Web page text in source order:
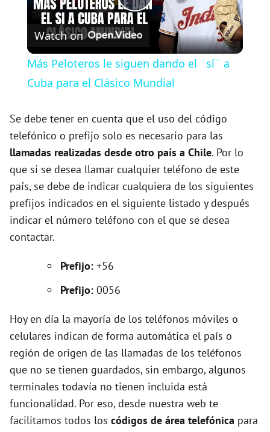
P
a
y
V
i
d
Watch on
Más Peloteros le siguen dando el ¨sí¨ a
Cuba para el Clásico Mundial
Se debe tener en cuenta que el uso del código
telefónico o prefijo solo es necesario para las
llamadas realizadas desde otro país a Chile. Por lo
que si se desea llamar cualquier teléfono de este
país, se debe de indicar cualquiera de los siguientes
prefijos indicados en el siguiente listado y después
indicar el número teléfono con el que se desea
contactar.
Prefijo: +56
Prefijo: 0056
Hoy en día la mayoría de los teléfonos móviles o
celulares indican de forma automática el país o
región de origen de las llamadas de los teléfonos
que no se tienen guardados, sin embargo, algunos
terminales todavía no tienen incluida está
funcionalidad. Por eso, desde nuestra web te
facilitamos todos los códigos de área telefónica para